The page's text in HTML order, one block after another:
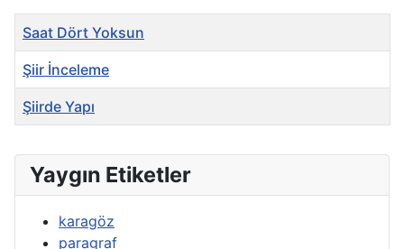
Başlık
Saat Dört Yoksun
Şiir İnceleme
Şiirde Yapı
Yaygın Etiketler
karagöz
paragraf